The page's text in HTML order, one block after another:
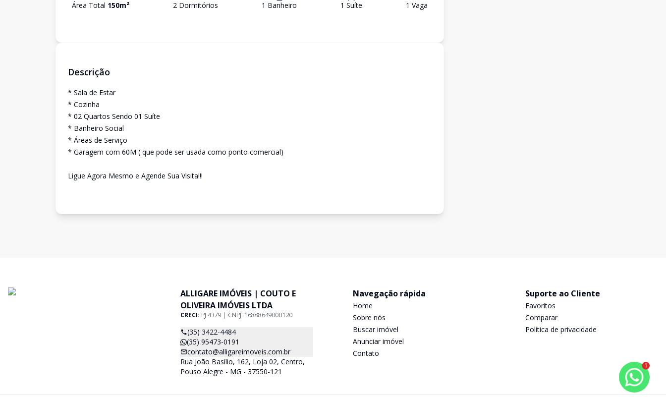
Área Total 150m² 2 Dormitórios 1 Banheiro 1 Suíte 1 Vaga
Descrição
* Sala de Estar
* Cozinha
* 02 Quartos Sendo 01 Suíte
* Banheiro Social
* Áreas de Serviço
* Garagem com 60M ( que pode ser usada como ponto comercial)
Ligue Agora Mesmo e Agende Sua Visita!!!
ALLIGARE IMÓVEIS | COUTO E
OLIVEIRA IMÓVEIS LTDA
CRECI: PJ 4379 | CNPJ: 16888649000120
(35) 3422-4484
(35) 95473-0191
contato@alligareimoveis.com.br
Rua João Basílio, 162, Loja 02, Centro,
Pouso Alegre - MG - 37550-121
Navegação rápida
Home
Sobre nós
Buscar imóvel
Anunciar imóvel
Contato
Suporte ao Cliente
Favoritos
Comparar
Política de privacidade
1